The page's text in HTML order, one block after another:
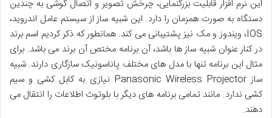
این نرم افزار قابلیت بزرگنمایی، چرخش تصویر و اتصال گوشی به چندین
دستگاه به صورت همزمان را دارد. این شبیه ساز از سیستم عامل اندروید،
IOS، ویندوز و مک نیز پشتیبانی می کند. همانطور که ذکر کردیم اسم برند
در کنار عنوان شبیه ساز ها باشد، آن برنامه مختص آن برند می باشد. برای
مثال این برنامه تنها با مدل های مختلف پاناسونیک سازگاری دارند. شبیه
ساز Panasonic Wireless Projector نیازی به کابل کشی و سیم
کشی ندارد. مانند تمامی برنامه های دیگر با بلوتوث اطلاعات را انتقال می
دهند.